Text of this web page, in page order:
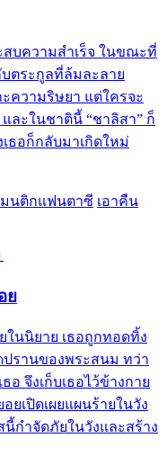
สบความสำเร็จ ในขณะที่
บตระกูลที่ล้มละลาย
ะความริษยา แต่ใครจะ
ละในชาตินี้ “ชาลิสา” ก็
ธอก็กลับมาเกิดใหม่
นติกแฟนตาซี เอาคืน
ย
ในนิยาย เธอถูกทอดทิ้ง
ปรานของพระสนม ทว่า
อ จึงเก็บเธอไว้ข้างกาย
ยเปิดเผยแผนร้ายในวัง
นี้กำจัดภัยในวังและสร้าง